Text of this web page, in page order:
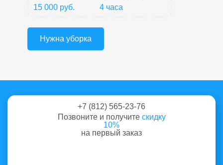
15 000 руб.
4 часа
Нужна уборка
+7 (812) 565-23-76
Позвоните и получите скидку
10%
на первый заказ